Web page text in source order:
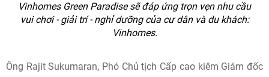
Vinhomes Green Paradise sẽ đáp ứng trọn vẹn nhu cầu
vui chơi - giải trí - nghỉ dưỡng của cư dân và du khách:
Vinhomes.
Ông Rajit Sukumaran, Phó Chủ tịch Cấp cao kiêm Giám đốc